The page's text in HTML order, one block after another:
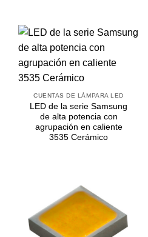
CUENTAS DE LÁMPARA LED
LED de la serie Samsung
de alta potencia con
agrupación en caliente
3535 Cerámico